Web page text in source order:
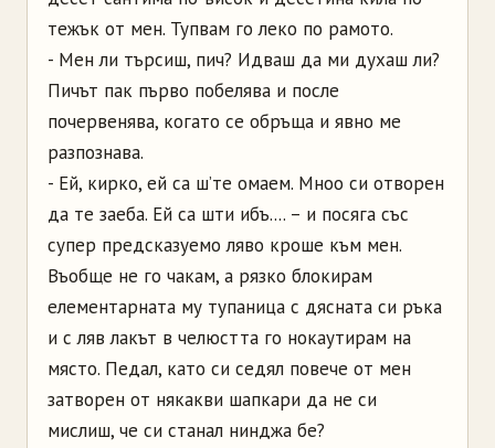
тежък от мен. Тупвам го леко по рамото.
- Мен ли търсиш, пич? Идваш да ми духаш ли?
Пичът пак първо побелява и после
почервенява, когато се обръща и явно ме
разпознава.
- Ей, кирко, ей са ш’те омаем. Мноо си отворен
да те заеба. Ей са шти ибъ.... – и посяга със
супер предсказуемо ляво кроше към мен.
Въобще не го чакам, а рязко блокирам
елементарната му тупаница с дясната си ръка
и с ляв лакът в челюстта го нокаутирам на
място. Педал, като си седял повече от мен
затворен от някакви шапкари да не си
мислиш, че си станал нинджа бе?